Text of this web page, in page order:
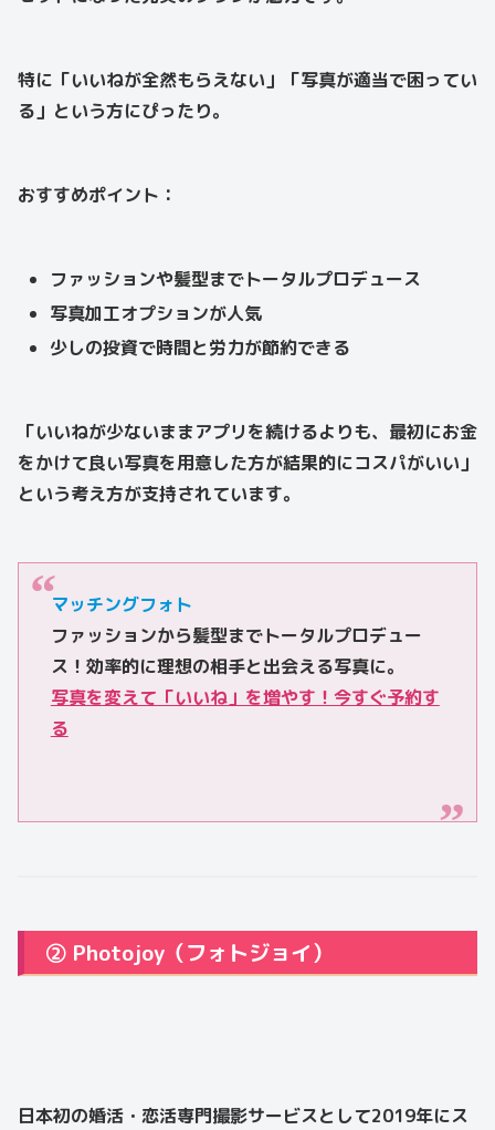
特に「いいねが全然もらえない」「写真が適当で困ってい
る」という方にぴったり。
おすすめポイント：
ファッションや髪型までトータルプロデュース
写真加工オプションが人気
少しの投資で時間と労力が節約できる
「いいねが少ないままアプリを続けるよりも、最初にお金
をかけて良い写真を用意した方が結果的にコスパがいい」
という考え方が支持されています。
マッチングフォト
ファッションから髪型までトータルプロデュー
ス！効率的に理想の相手と出会える写真に。
写真を変えて「いいね」を増やす！今すぐ予約す
る
② Photojoy（フォトジョイ）
日本初の婚活・恋活専門撮影サービスとして2019年にス